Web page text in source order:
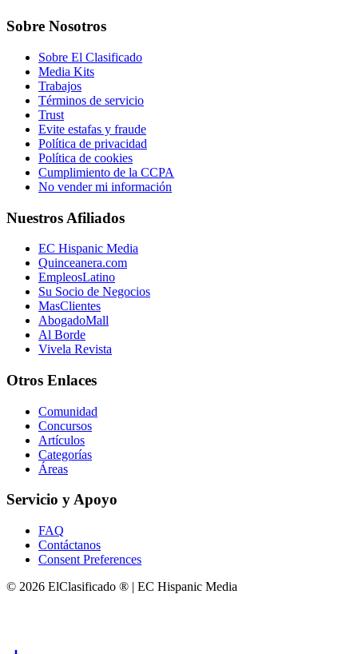
Sobre Nosotros
Sobre El Clasificado
Media Kits
Trabajos
Términos de servicio
Trust
Evite estafas y fraude
Política de privacidad
Política de cookies
Cumplimiento de la CCPA
No vender mi información
Nuestros Afiliados
EC Hispanic Media
Quinceanera.com
EmpleosLatino
Su Socio de Negocios
MasClientes
AbogadoMall
Al Borde
Vivela Revista
Otros Enlaces
Comunidad
Concursos
Artículos
Categorías
Áreas
Servicio y Apoyo
FAQ
Contáctanos
Consent Preferences
© 2026 ElClasificado ® | EC Hispanic Media